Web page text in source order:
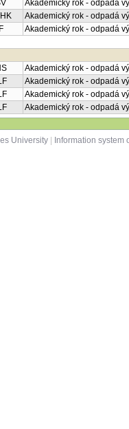
Akademický rok - odpadá
Akademický rok - odpadá
Akademický rok - odpadá
Akademický rok - odpadá
Akademický rok - odpadá
Akademický rok - odpadá
Akademický rok - odpadá
University
Information